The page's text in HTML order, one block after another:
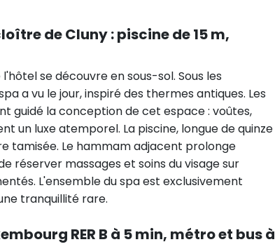
de Cluny : piscine de 15 m,
se découvre en sous-sol. Sous les
a vu le jour, inspiré des thermes antiques. Les
guidé la conception de cet espace : voûtes,
un luxe atemporel. La piscine, longue de quinze
tamisée. Le hammam adjacent prolonge
réserver massages et soins du visage sur
L'ensemble du spa est exclusivement
tranquillité rare.
RER B à 5 min, métro et bus à